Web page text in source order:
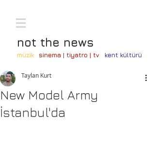
not the news
müzik sinema | tiyatro | tv kent kültürü
New Model Army
İstanbul'da
Taylan Kurt